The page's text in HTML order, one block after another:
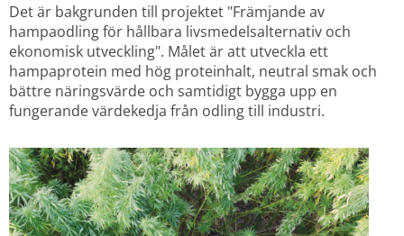
Det är bakgrunden till projektet "Främjande av
hampaodling för hållbara livsmedelsalternativ och
ekonomisk utveckling". Målet är att utveckla ett
hampaprotein med hög proteinhalt, neutral smak och
bättre näringsvärde och samtidigt bygga upp en
fungerande värdekedja från odling till industri.